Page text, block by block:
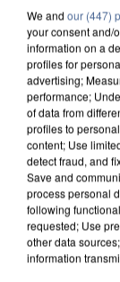
APRÈS
DE FAUNE
We and our (447)
your consent and/
information on a
profiles for
advertising;
performance;
of data from
profiles to
content; Use
detect fraud, and
Save and
process personal
following
requested; Use
other data
information